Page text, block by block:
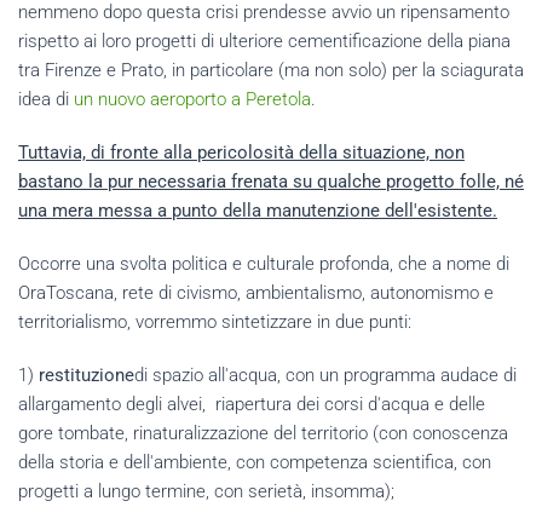
nemmeno dopo questa crisi prendesse avvio un ripensamento
rispetto ai loro progetti di ulteriore cementificazione della piana
tra Firenze e Prato, in particolare (ma non solo) per la sciagurata
idea di un nuovo aeroporto a Peretola.
Tuttavia, di fronte alla pericolosità della situazione, non
bastano la pur necessaria frenata su qualche progetto folle, né
una mera messa a punto della manutenzione dell'esistente.
Occorre una svolta politica e culturale profonda, che a nome di
OraToscana, rete di civismo, ambientalismo, autonomismo e
territorialismo, vorremmo sintetizzare in due punti:
1) restituzionedi spazio all'acqua, con un programma audace di
allargamento degli alvei, riapertura dei corsi d'acqua e delle
gore tombate, rinaturalizzazione del territorio (con conoscenza
della storia e dell'ambiente, con competenza scientifica, con
progetti a lungo termine, con serietà, insomma);